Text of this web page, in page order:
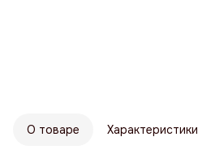
О товаре Характеристики